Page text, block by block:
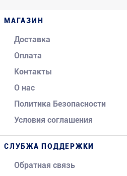
МАГАЗИН
Доставка
Оплата
Контакты
О нас
Политика Безопасности
Условия соглашения
СЛУБЖА ПОДДЕРЖКИ
Обратная связь